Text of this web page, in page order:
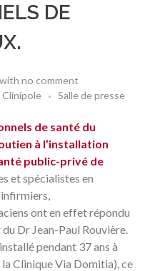
DE
with no comment
Salle de presse
de santé du
à l’installation
public-privé de
et spécialistes en
ont en effet répondu
Dr Jean-Paul Rouvière.
pendant 37 ans à
la Clinique Via Domitia), ce